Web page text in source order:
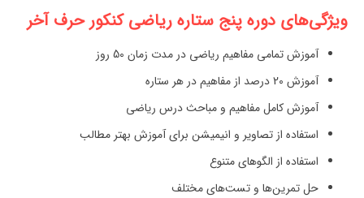
ویژگی‌های دوره پنج ستاره ریاضی کنکور حرف آخر
آموزش تمامی مفاهیم ریاضی در مدت زمان 50 روز
آموزش 20 درصد از مفاهیم در هر ستاره
آموزش کامل مفاهیم و مباحث درس ریاضی
استفاده از تصاویر و انیمیشن برای آموزش بهتر مطالب
استفاده از الگوهای متنوع
حل تمرین‌ها و تست‌های مختلف